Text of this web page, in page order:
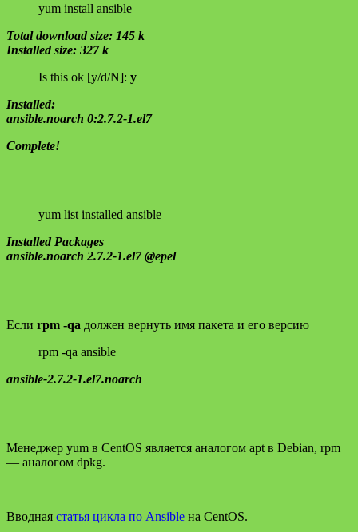
yum install ansible
Total download size: 145 k
Installed size: 327 k
Is this ok [y/d/N]: y
Installed:
ansible.noarch 0:2.7.2-1.el7
Complete!
yum list installed ansible
Installed Packages
ansible.noarch 2.7.2-1.el7 @epel
Если rpm -qa должен вернуть имя пакета и его версию
rpm -qa ansible
ansible-2.7.2-1.el7.noarch
Менеджер yum в CentOS является аналогом apt в Debian, rpm
— аналогом dpkg.
Вводная статья цикла по Ansible на CentOS.